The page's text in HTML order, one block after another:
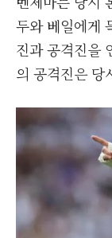
두와 베일에게
진과 공격진을
의 공격진은 당